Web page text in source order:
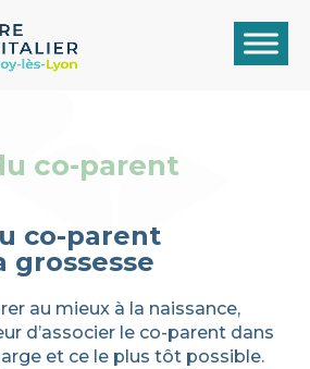
co-parent
co-parent
grossesse
au mieux à la naissance,
d’associer le co-parent dans
et ce le plus tôt possible.